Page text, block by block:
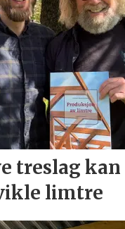
treslag kan
limtre